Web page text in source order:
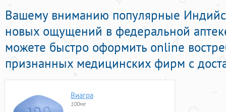
Вашему вниманию популярные
новых ощущений в федеральной
можете быстро оформить online
признанных медицинских фирм с
Виагра
100мг